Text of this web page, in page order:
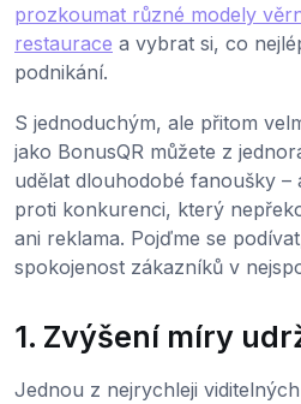
prozkoumat různé modely
restaurace a vybrat si, co
podnikání.
S jednoduchým, ale přitom
jako BonusQR můžete z
udělat dlouhodobé fanoušky –
proti konkurenci, který
ani reklama. Pojďme se
spokojenost zákazníků v
1. Zvýšení míry
Jednou z nejrychleji